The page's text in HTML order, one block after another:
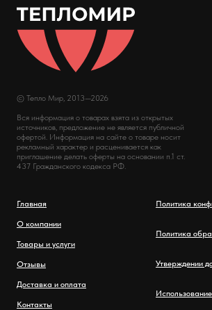
© Тепло Мир, 2013—2026
Вся информация о товарах взята из открытых
источников, предложение не является публичной
офертой. Информация на сайте о товаре носит
рекламный характер и расценивается как
приглашение делать оферты на основании п.1 ст.
437 Гражданского кодекса РФ.
Главная
О компании
Товары и услуги
Отзывы
Доставка и оплата
Контакты
Политика
Политика
Утверждении